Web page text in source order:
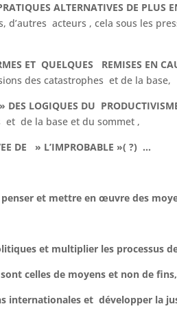
ALTERNATIVES DE
d’autres acteurs , cela sous les
ET QUELQUES REMISES EN
des catastrophes et de la base,
LOGIQUES DU
et de la base et du sommet ,
DE » L’IMPROBABLE »( ?) …
et mettre en œuvre des
et multiplier les processus
celles de moyens et non de
internationales et développer la